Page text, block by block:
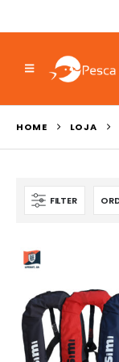
HOME LOJA
FILTER